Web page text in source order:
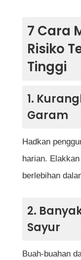
7 Cara
Risiko
Tinggi
1.
Garam
Hadkan
harian.
berlebihan
2.
Sayur
Buah-buahan